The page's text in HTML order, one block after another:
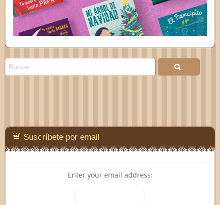
Suscríbete por email
Enter your email address: